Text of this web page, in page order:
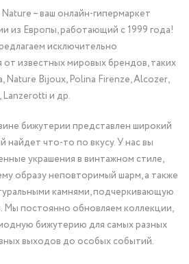
– ваш онлайн-гипермаркет
из Европы, работающий с 1999 года!
исключительно
известных мировых брендов, таких
Nature Bijoux, Polina Firenze, Alcozer,
Lanzerotti и др.
бижутерии представлен широкий
найдет что-то по вкусу. У нас вы
украшения в винтажном стиле,
образу неповторимый шарм, а также
камнями, подчеркивающую
Мы постоянно обновляем коллекции,
бижутерию для самых разных
выходов до особых событий.